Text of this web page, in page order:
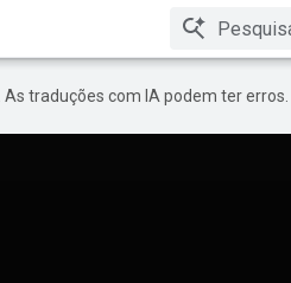
traduções com IA podem ter erros.